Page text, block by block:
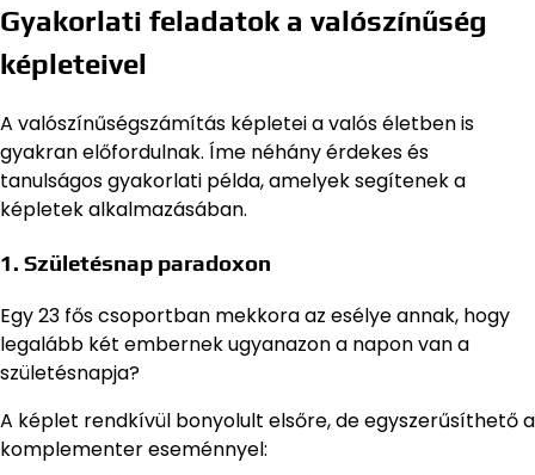
Gyakorlati feladatok a valószínűség
képleteivel
A valószínűségszámítás képletei a valós életben is
gyakran előfordulnak. Íme néhány érdekes és
tanulságos gyakorlati példa, amelyek segítenek a
képletek alkalmazásában.
1. Születésnap paradoxon
Egy 23 fős csoportban mekkora az esélye annak, hogy
legalább két embernek ugyanazon a napon van a
születésnapja?
A képlet rendkívül bonyolult elsőre, de egyszerűsíthető a
komplementer eseménnyel: